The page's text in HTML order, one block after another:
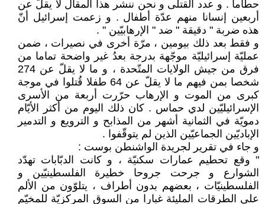
حطاما . و عدد القتلى و نحن ننشر هذا المقال لا يقلّ عن
أربعين إنسانا منهم عدّة أطفال . و زعمت إسرائيل أنّ
هذه ضربة " دقيقة " ضد " الإرهابيّين " .
و فقط بعد ذلك بيومين ، مرّة أخرى في نصيرات ، ضمن
عمليّة إسرائيليّة موجّهة بدرجة بعدُ غير واضحة تماما من
فرق من جيش الولايات المتّحدة ، و ما لا يقلّ عن 274
شخصا بمن فيهم ما لا يقلّ عن 64 طفلا قُتلوا في موجة
كبرى من الموت و الإرهاب حرّرت أربعة من الأسرى
الإسرائيليّين لدي حماس . كان ذلك اليوم من أكثر الأيّام
دمويّة في الثمانية أشهر من المذابح و الترويع و التدمير
الإباديّين الجماعيّين الذين لم يتوقّفوا .
و جاء في تقرير لجريدة الواشنطن بوست :
" وقع تحطيم عمارات سكنيّة ، و كانت الدبّابات تهدّد
الشوارع و جرحت جروحا خطيرة الفلسطينيّين و
الفلسطينيّات ، بعضهم بدون أطراف ، يتلوّون من الألم
على الطرقات المليئة غبارا من السوق المركزيّة للمخيّم